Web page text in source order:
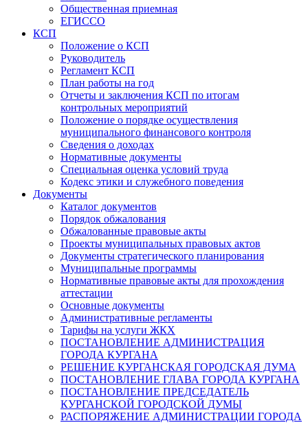
Общественная приемная
ЕГИССО
КСП
Положение о КСП
Руководитель
Регламент КСП
План работы на год
Отчеты и заключения КСП по итогам
контрольных мероприятий
Положение о порядке осуществления
муниципального финансового контроля
Сведения о доходах
Нормативные документы
Специальная оценка условий труда
Кодекс этики и служебного поведения
Документы
Каталог документов
Порядок обжалования
Обжалованные правовые акты
Проекты муниципальных правовых актов
Документы стратегического планирования
Муниципальные программы
Нормативные правовые акты для прохождения
аттестации
Основные документы
Административные регламенты
Тарифы на услуги ЖКХ
ПОСТАНОВЛЕНИЕ АДМИНИСТРАЦИЯ
ГОРОДА КУРГАНА
РЕШЕНИЕ КУРГАНСКАЯ ГОРОДСКАЯ ДУМА
ПОСТАНОВЛЕНИЕ ГЛАВА ГОРОДА КУРГАНА
ПОСТАНОВЛЕНИЕ ПРЕДСЕДАТЕЛЬ
КУРГАНСКОЙ ГОРОДСКОЙ ДУМЫ
РАСПОРЯЖЕНИЕ АДМИНИСТРАЦИИ ГОРОДА